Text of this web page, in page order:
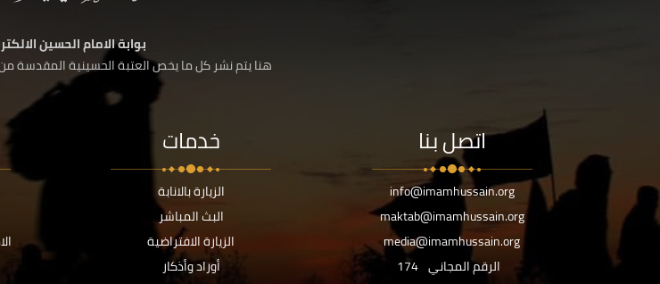
بوابة الامام الحسين
هنا يتم نشر كل ما يخص العتبة الحسينية المقدسة
اتصل بنا
info@imamhussain.org
maktab@imamhussain.org
media@imamhussain.org
الرقم المجاني 174
خدمات
الزيارة بالانابة
البث المباشر
الزيارة الافتراضية
أوراد وأذكار